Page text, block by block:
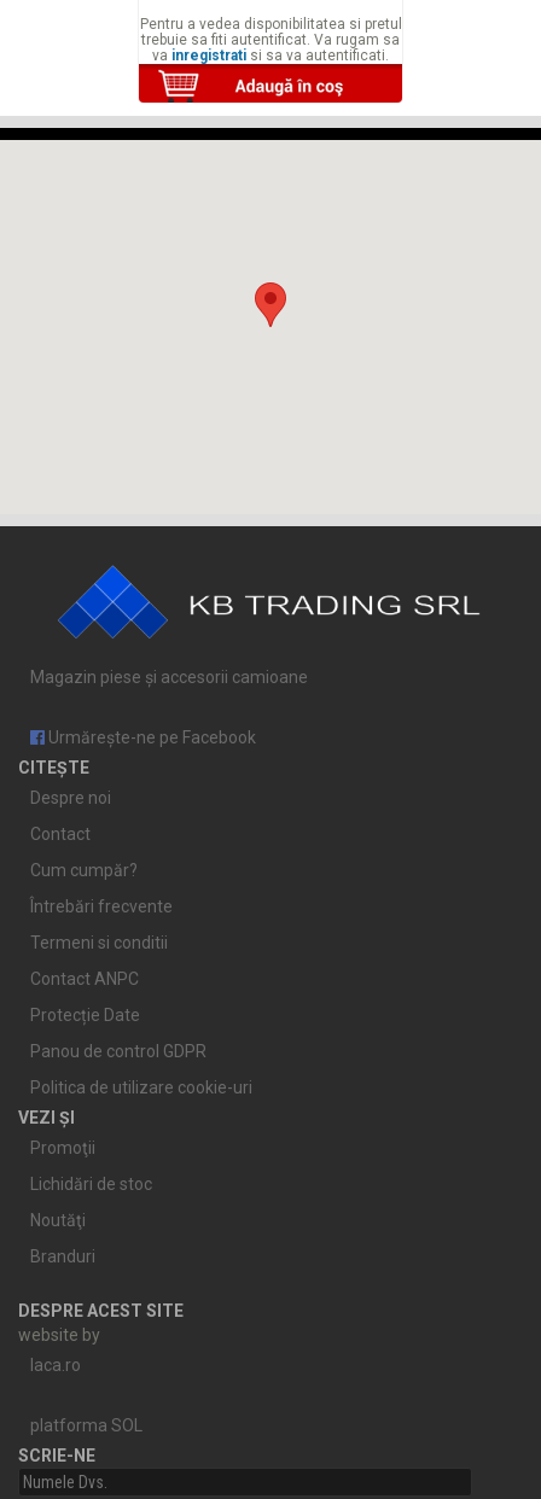
Pentru a vedea disponibilitatea si pretul
trebuie sa fiti autentificat. Va rugam sa
va inregistrati si sa va autentificati.
Magazin piese și accesorii camioane
Urmărește-ne pe Facebook
CITEȘTE
Despre noi
Contact
Cum cumpăr?
Întrebări frecvente
Termeni si conditii
Contact ANPC
Protecție Date
Panou de control GDPR
Politica de utilizare cookie-uri
VEZI ȘI
Promoţii
Lichidări de stoc
Noutăţi
Branduri
DESPRE ACEST SITE
website by
laca.ro
platforma SOL
SCRIE-NE